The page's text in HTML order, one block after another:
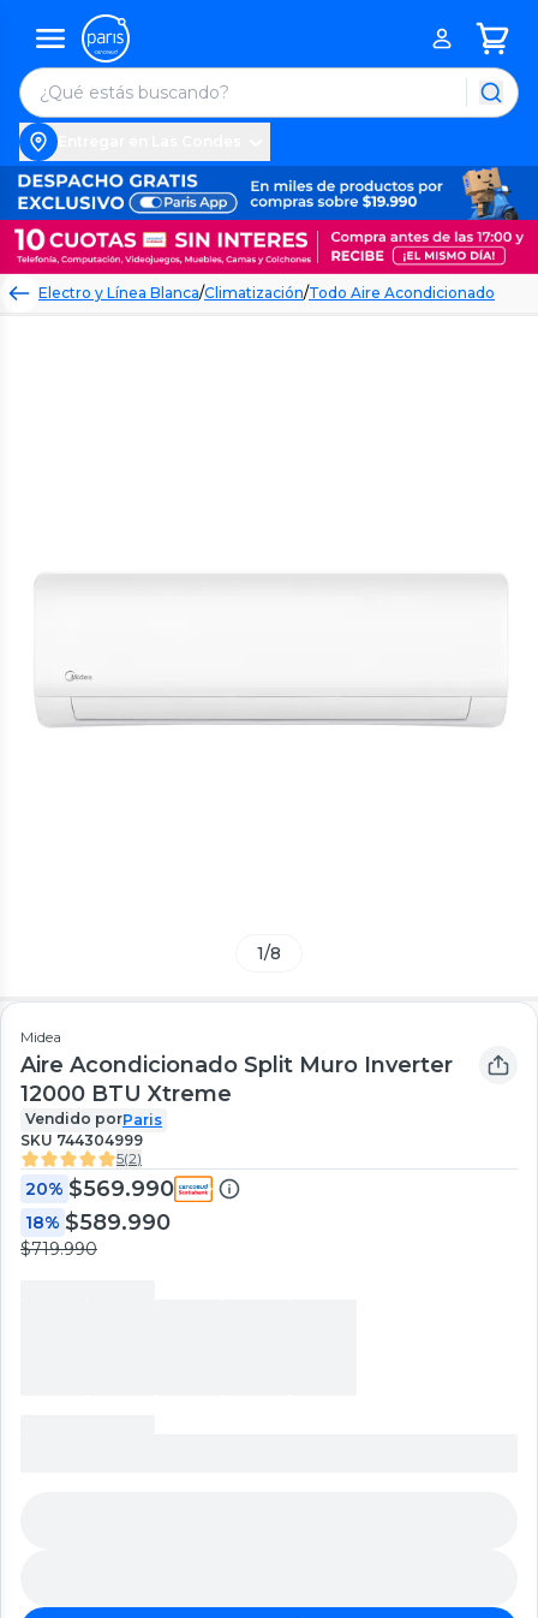
Electro y Línea Blanca/Climatización/Todo Aire Acondicionado
1/8
Midea
Aire Acondicionado Split Muro Inverter
12000 BTU Xtreme
Vendido porParis
SKU 744304999
5(2)
20% $569.990
18% $589.990
$719.990